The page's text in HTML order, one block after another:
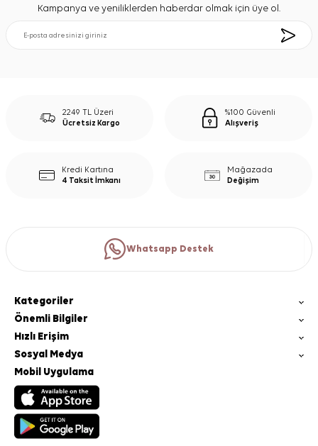
Kampanya ve yeniliklerden haberdar olmak için üye ol.
2249 TL Üzeri
Ücretsiz Kargo
%100 Güvenli
Alışveriş
Kredi Kartına
4 Taksit İmkanı
Mağazada
Değişim
Whatsapp Destek
Kategoriler
Önemli Bilgiler
Hızlı Erişim
Sosyal Medya
Mobil Uygulama